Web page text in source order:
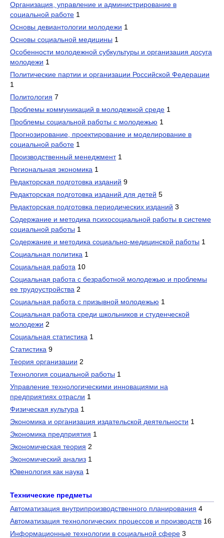
Организация, управление и администрирование в
социальной работе 1
Основы девиантологии молодежи 1
Основы социальной медицины 1
Особенности молодежной субкультуры и организация досуга
молодежи 1
Политические партии и организации Российской Федерации
1
Политология 7
Проблемы коммуникаций в молодежной среде 1
Проблемы социальной работы с молодежью 1
Прогнозирование, проектирование и моделирование в
социальной работе 1
Производственный менеджмент 1
Региональная экономика 1
Редакторская подготовка изданий 9
Редакторская подготовка изданий для детей 5
Редакторская подготовка периодических изданий 3
Содержание и методика психосоциальной работы в системе
социальной работы 1
Содержание и методика социально-медицинской работы 1
Социальная политика 1
Социальная работа 10
Социальная работа с безработной молодежью и проблемы
ее трудоустройства 2
Социальная работа с призывной молодежью 1
Социальная работа среди школьников и студенческой
молодежи 2
Социальная статистика 1
Статистика 9
Теория организации 2
Технология социальной работы 1
Управление технологическими инновациями на
предприятиях отрасли 1
Физическая культура 1
Экономика и организация издательской деятельности 1
Экономика предприятия 1
Экономическая теория 2
Экономический анализ 1
Ювенология как наука 1
Технические предметы
Автоматизация внутрипроизводственного планирования 4
Автоматизация технологических процессов и производств 16
Информационные технологии в социальной сфере 3